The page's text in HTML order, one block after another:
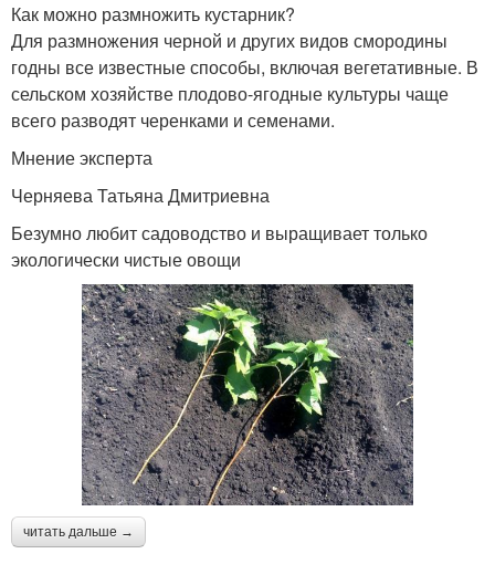
Как можно размножить кустарник?
Для размножения черной и других видов смородины
годны все известные способы, включая вегетативные. В
сельском хозяйстве плодово-ягодные культуры чаще
всего разводят черенками и семенами.
Мнение эксперта
Черняева Татьяна Дмитриевна
Безумно любит садоводство и выращивает только
экологически чистые овощи
читать дальше →